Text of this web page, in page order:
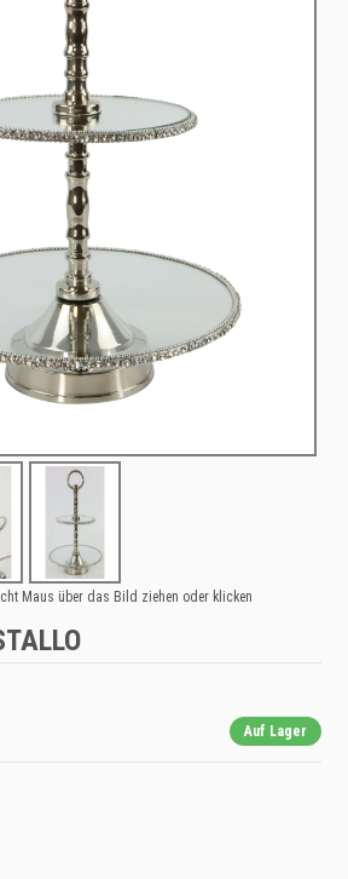
Maus über das Bild ziehen oder klicken
Auf Lager